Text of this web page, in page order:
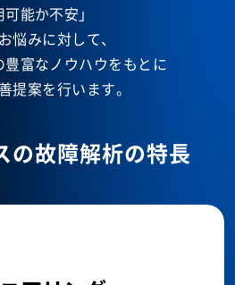
能か不安」
悩みに対して、
富なノウハウをもとに
提案を行います。
の故障解析の特長